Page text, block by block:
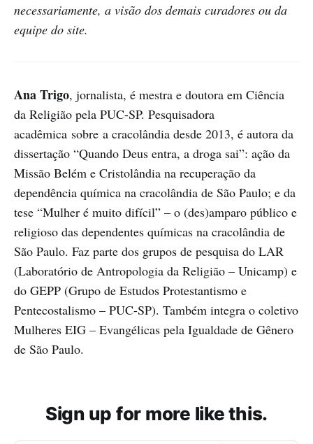
necessariamente, a visão dos demais curadores ou da
equipe do site.
Ana Trigo, jornalista, é mestra e doutora em Ciência
da Religião pela PUC-SP. Pesquisadora
acadêmica sobre a cracolândia desde 2013, é autora da
dissertação “Quando Deus entra, a droga sai”: ação da
Missão Belém e Cristolândia na recuperação da
dependência química na cracolândia de São Paulo; e da
tese “Mulher é muito difícil” – o (des)amparo público e
religioso das dependentes químicas na cracolândia de
São Paulo. Faz parte dos grupos de pesquisa do LAR
(Laboratório de Antropologia da Religião – Unicamp) e
do GEPP (Grupo de Estudos Protestantismo e
Pentecostalismo – PUC-SP). Também integra o coletivo
Mulheres EIG – Evangélicas pela Igualdade de Gênero
de São Paulo.
Sign up for more like this.